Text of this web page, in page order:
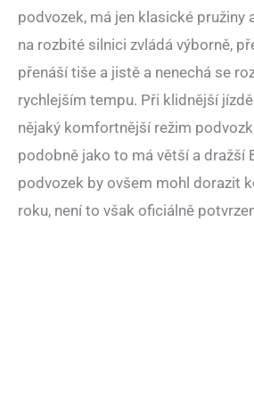
podvozek, má jen klasické pružiny
na rozbité silnici zvládá výborně,
přenáší tiše a jistě a nenechá se
rychlejším tempu. Při klidnější
nějaký komfortnější režim
podobně jako to má větší a dražší
podvozek by ovšem mohl dorazit
roku, není to však oficiálně